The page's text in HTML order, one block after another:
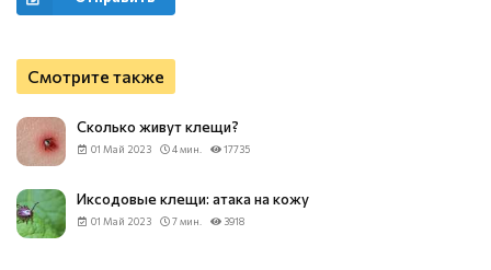
Смотрите также
Сколько живут клещи?
01 Май 2023 4 мин. 17735
Иксодовые клещи: атака на кожу
01 Май 2023 7 мин. 3918